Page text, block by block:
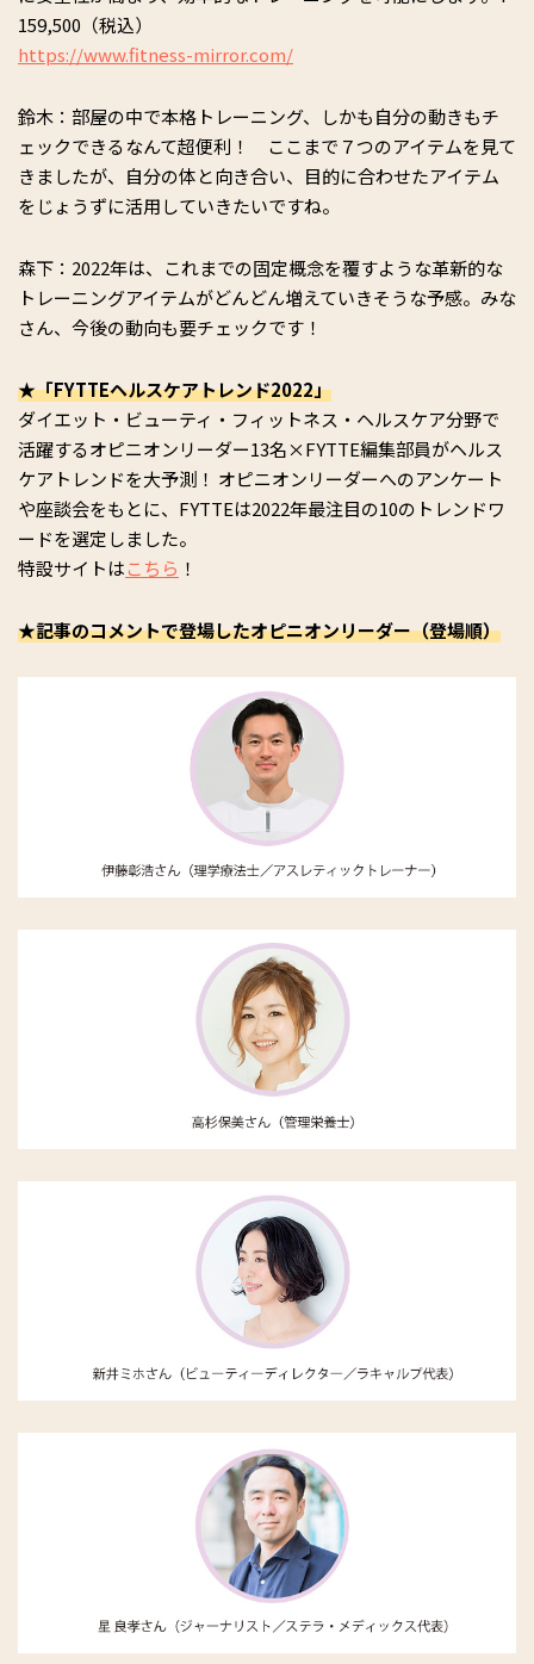
159,500（税込）
https://www.fitness-mirror.com/
鈴木：部屋の中で本格トレーニング、しかも自分の動きもチ
ェックできるなんて超便利！ ここまで７つのアイテムを見て
きましたが、自分の体と向き合い、目的に合わせたアイテム
をじょうずに活用していきたいですね。
森下：2022年は、これまでの固定概念を覆すような革新的な
トレーニングアイテムがどんどん増えていきそうな予感。みな
さん、今後の動向も要チェックです！
★「FYTTEヘルスケアトレンド2022」
ダイエット・ビューティ・フィットネス・ヘルスケア分野で
活躍するオピニオンリーダー13名×FYTTE編集部員がヘルス
ケアトレンドを大予測！ オピニオンリーダーへのアンケート
や座談会をもとに、FYTTEは2022年最注目の10のトレンドワ
ードを選定しました。
特設サイトはこちら ！
★記事のコメントで登場したオピニオンリーダー（登場順）